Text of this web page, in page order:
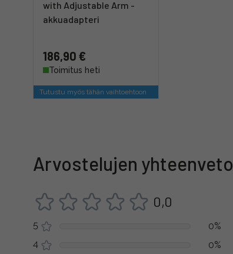
with Adjustable Arm -
akkuadapteri
186,90 €
Toimitus heti
Tutustu myös tähän vaihtoehtoon
Arvostelujen yhteenveto
0,0
5
0%
4
0%